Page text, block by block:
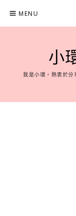
content
MENU
小
我是小環，熱衷於分